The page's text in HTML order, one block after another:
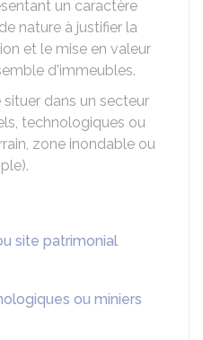
un caractère
nature à justifier la
et le mise en valeur
d'immeubles.
dans un secteur
technologiques ou
zone inondable ou
site patrimonial
ou miniers